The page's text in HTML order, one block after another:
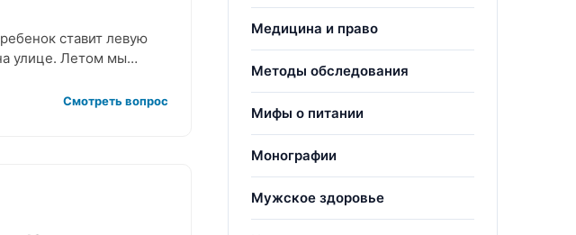
ставит левую
улице. Летом мы…
Смотреть вопрос
Медицина и право
Методы обследования
Мифы о питании
Монографии
Мужское здоровье